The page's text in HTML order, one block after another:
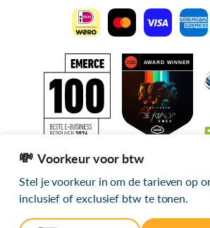
Alle getoonde prijzen zijn
Voorkeur voor btw
Stel je voorkeur in om de tarieven op
inclusief of exclusief btw te tonen.